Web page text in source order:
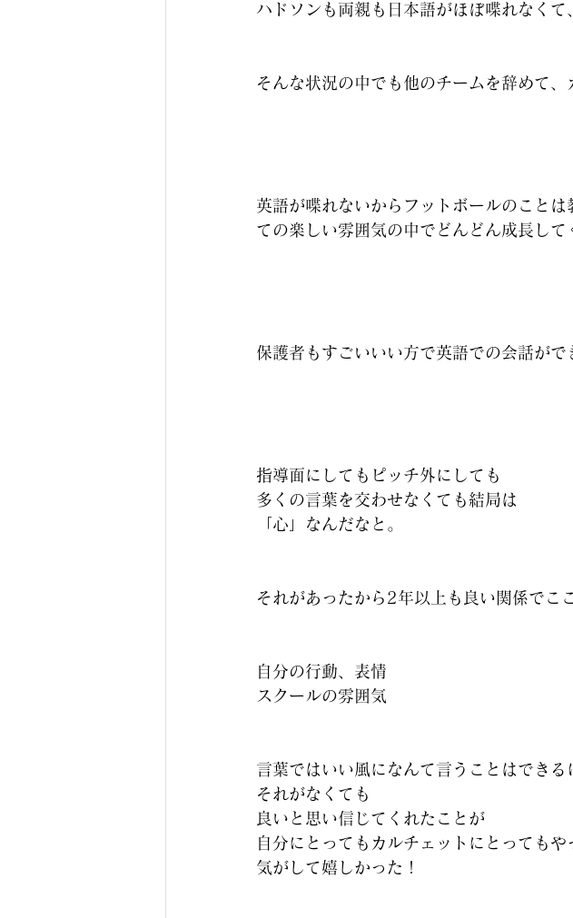
ハドソンも両親も日本語がほぼ喋れなくて
そんな状況の中でも他のチームを辞めて、
英語が喋れないからフットボールのこと
ての楽しい雰囲気の中でどんどん成長して
保護者もすごいいい方で英語での会話が
指導面にしてもピッチ外にしても
多くの言葉を交わせなくても結局は
「心」なんだなと。
それがあったから2年以上も良い関係でこ
自分の行動、表情
スクールの雰囲気
言葉ではいい風になんて言うことはできる
それがなくても
良いと思い信じてくれたことが
自分にとってもカルチェットにとっても
気がして嬉しかった！